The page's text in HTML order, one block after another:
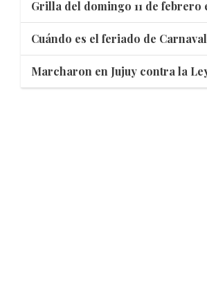
Grilla del domingo 11 de febrero
Cuándo es el feriado de
Marcharon en Jujuy contra la